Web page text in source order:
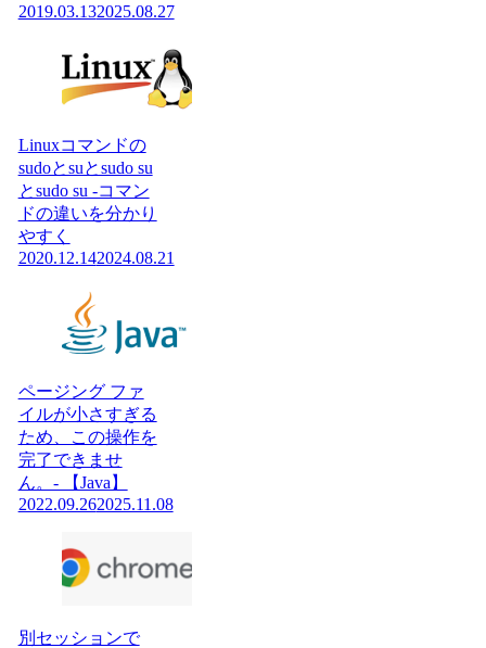
2019.03.132025.08.27
Linuxコマンドの
sudoとsuとsudo su
とsudo su -コマン
ドの違いを分かり
やすく
2020.12.142024.08.21
ページング ファ
イルが小さすぎる
ため、この操作を
完了できませ
ん。- 【Java】
2022.09.262025.11.08
別セッションで